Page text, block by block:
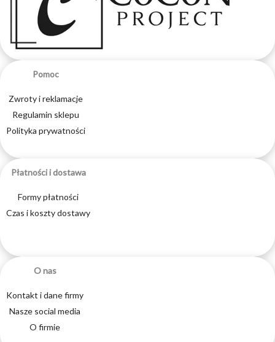
Pomoc
Zwroty i reklamacje
Regulamin sklepu
Polityka prywatności
Płatności i dostawa
Formy płatności
Czas i koszty dostawy
O nas
Kontakt i dane firmy
Nasze social media
O firmie